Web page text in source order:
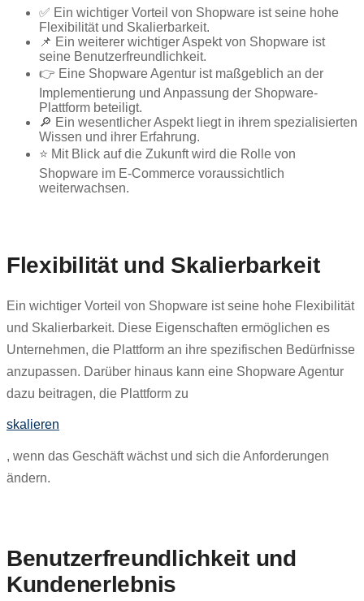
✅ Ein wichtiger Vorteil von Shopware ist seine hohe
Flexibilität und Skalierbarkeit.
📌 Ein weiterer wichtiger Aspekt von Shopware ist
seine Benutzerfreundlichkeit.
👉 Eine Shopware Agentur ist maßgeblich an der
Implementierung und Anpassung der Shopware-
Plattform beteiligt.
🔎 Ein wesentlicher Aspekt liegt in ihrem spezialisierten
Wissen und ihrer Erfahrung.
⭐ Mit Blick auf die Zukunft wird die Rolle von
Shopware im E-Commerce voraussichtlich
weiterwachsen.
Flexibilität und Skalierbarkeit
Ein wichtiger Vorteil von Shopware ist seine hohe Flexibilität
und Skalierbarkeit. Diese Eigenschaften ermöglichen es
Unternehmen, die Plattform an ihre spezifischen Bedürfnisse
anzupassen. Darüber hinaus kann eine Shopware Agentur
dazu beitragen, die Plattform zu
skalieren
, wenn das Geschäft wächst und sich die Anforderungen
ändern.
Benutzerfreundlichkeit und
Kundenerlebnis